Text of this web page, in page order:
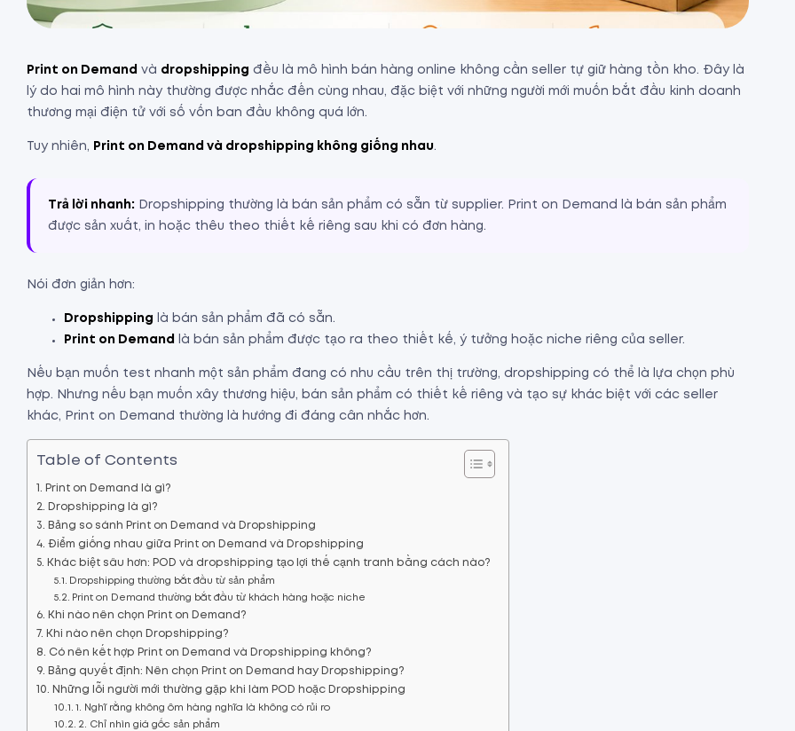
Print on Demand và dropshipping đều là mô hình bán hàng online không cần seller tự giữ hàng tồn kho. Đây là
lý do hai mô hình này thường được nhắc đến cùng nhau, đặc biệt với những người mới muốn bắt đầu kinh doanh
thương mại điện tử với số vốn ban đầu không quá lớn.
Tuy nhiên, Print on Demand và dropshipping không giống nhau.
Trả lời nhanh: Dropshipping thường là bán sản phẩm có sẵn từ supplier. Print on Demand là bán sản phẩm
được sản xuất, in hoặc thêu theo thiết kế riêng sau khi có đơn hàng.
Nói đơn giản hơn:
Dropshipping
là bán sản phẩm đã có sẵn.
Print on Demand
là bán sản phẩm được tạo ra theo thiết kế, ý tưởng hoặc niche riêng của seller.
Nếu bạn muốn test nhanh một sản phẩm đang có nhu cầu trên thị trường, dropshipping có thể là lựa chọn phù
hợp. Nhưng nếu bạn muốn xây thương hiệu, bán sản phẩm có thiết kế riêng và tạo sự khác biệt với các seller
khác, Print on Demand thường là hướng đi đáng cân nhắc hơn.
Table of Contents
Print on Demand là gì?
Dropshipping là gì?
Bảng so sánh Print on Demand và Dropshipping
Điểm giống nhau giữa Print on Demand và Dropshipping
Khác biệt sâu hơn: POD và dropshipping tạo lợi thế cạnh tranh bằng cách nào?
Dropshipping thường bắt đầu từ sản phẩm
Print on Demand thường bắt đầu từ khách hàng hoặc niche
Khi nào nên chọn Print on Demand?
Khi nào nên chọn Dropshipping?
Có nên kết hợp Print on Demand và Dropshipping không?
Bảng quyết định: Nên chọn Print on Demand hay Dropshipping?
Những lỗi người mới thường gặp khi làm POD hoặc Dropshipping
1. Nghĩ rằng không ôm hàng nghĩa là không có rủi ro
2. Chỉ nhìn giá gốc sản phẩm